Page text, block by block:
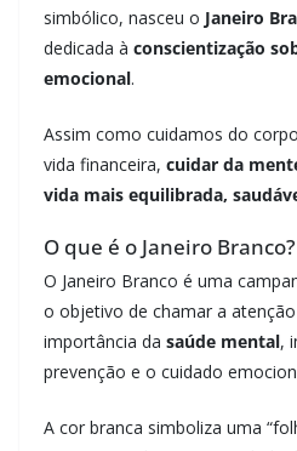
simbólico, nasceu o Janeiro
dedicada à conscientização
emocional.
Assim como cuidamos do
vida financeira, cuidar da
vida mais equilibrada,
O que é o Janeiro Branco?
O Janeiro Branco é uma
o objetivo de chamar a
importância da saúde mental,
prevenção e o cuidado
A cor branca simboliza uma